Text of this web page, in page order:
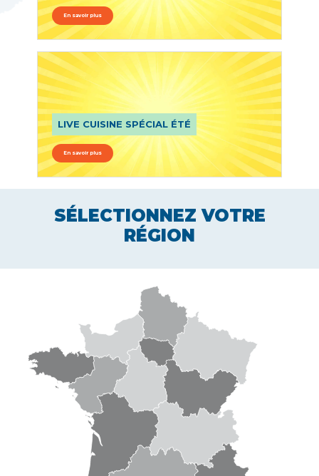
En savoir plus
LIVE CUISINE SPÉCIAL ÉTÉ
En savoir plus
SÉLECTIONNEZ VOTRE
RÉGION